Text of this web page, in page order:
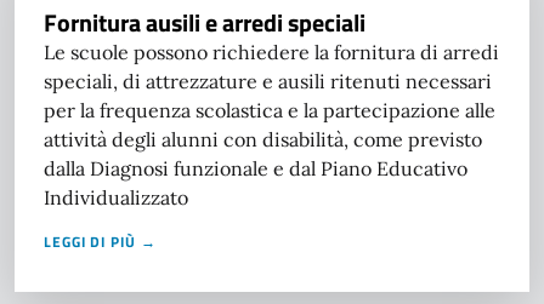
Fornitura ausili e arredi speciali
Le scuole possono richiedere la fornitura di arredi
speciali, di attrezzature e ausili ritenuti necessari
per la frequenza scolastica e la partecipazione alle
attività degli alunni con disabilità, come previsto
dalla Diagnosi funzionale e dal Piano Educativo
Individualizzato
LEGGI DI PIÙ →